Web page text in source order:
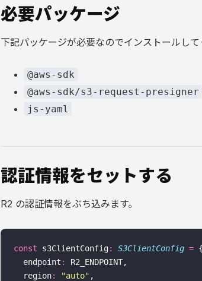
必要パッケージ
下記パッケージが必要なのでインストールして
@aws-sdk
@aws-sdk/s3-request-presigner
js-yaml
認証情報をセットする
R2 の認証情報をぶち込みます。
const s3ClientConfig: S3ClientConfig = {
  endpoint
:
R2_ENDPOINT,
  region
: "auto" ,